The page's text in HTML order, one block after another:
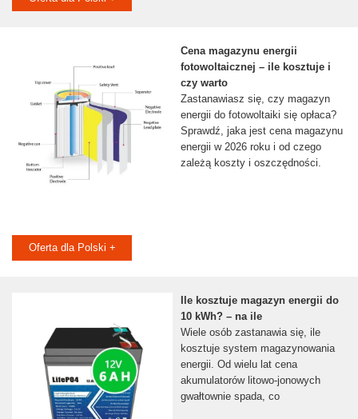
Cena magazynu energii
fotowoltaicznej – ile kosztuje i
czy warto
Zastanawiasz się, czy magazyn
energii do fotowoltaiki się opłaca?
Sprawdź, jaka jest cena magazynu
energii w 2026 roku i od czego
zależą koszty i oszczędności.
Oferta dla Polski +
Ile kosztuje magazyn energii do
10 kWh? – na ile
Wiele osób zastanawia się, ile
kosztuje system magazynowania
energii. Od wielu lat cena
akumulatorów litowo-jonowych
gwałtownie spada, co